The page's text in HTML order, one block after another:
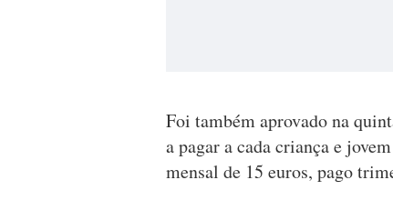
Foi também aprovado na
a pagar a cada criança e
mensal de 15 euros, pago